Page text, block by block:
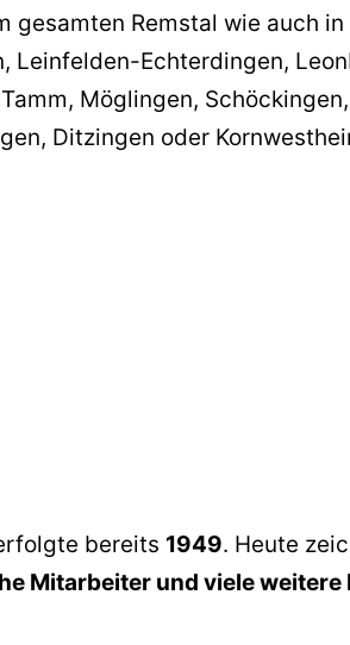
gesamten Remstal wie auch
Leinfelden-Echter­dingen,
Möglingen,
Ditzingen oder
bereits 1949. Heute
Mitarbeiter und viele